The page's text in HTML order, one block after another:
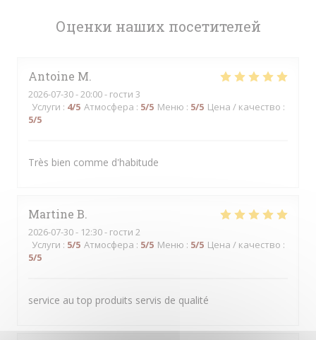
Оценки наших посетителей
Antoine M
2026-07-30- 20:00 - гости 3
Услуги : 4/5 Атмосфера : 5/5 Меню : 5/5 Цена / качество :
5/5
Très bien comme d'habitude
Martine B
2026-07-30- 12:30 - гости 2
Услуги : 5/5 Атмосфера : 5/5 Меню : 5/5 Цена / качество :
5/5
service au top produits servis de qualité